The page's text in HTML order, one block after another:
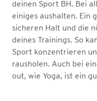
deinen Sport BH. Bei
einiges aushalten. Ein
sicheren Halt und die
deines Trainings. So
Sport konzentrieren
rausholen. Auch bei
out, wie Yoga, ist ein